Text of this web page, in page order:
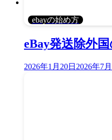
ebayの始め方
eBay発送除外
2026年1月20日 2026年7